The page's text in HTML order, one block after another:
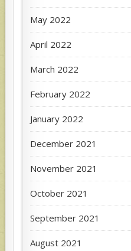
May 2022
April 2022
March 2022
February 2022
January 2022
December 2021
November 2021
October 2021
September 2021
August 2021